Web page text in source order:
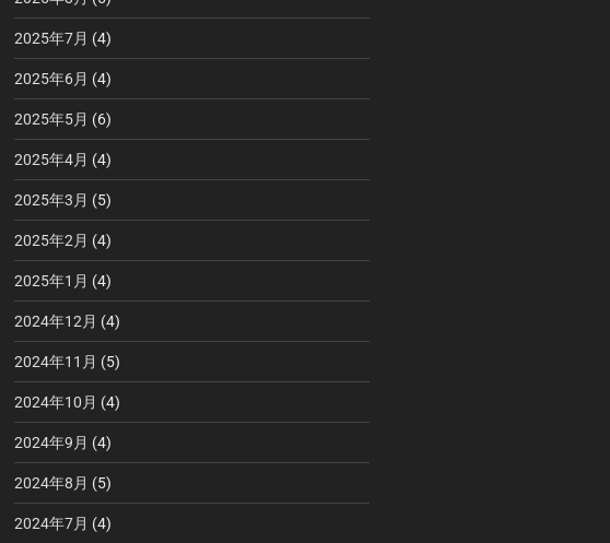
2025年7月 (4)
2025年6月 (4)
2025年5月 (6)
2025年4月 (4)
2025年3月 (5)
2025年2月 (4)
2025年1月 (4)
2024年12月 (4)
2024年11月 (5)
2024年10月 (4)
2024年9月 (4)
2024年8月 (5)
2024年7月 (4)